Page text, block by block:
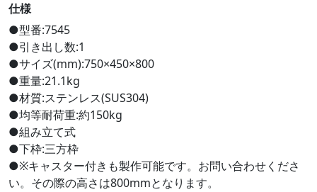
仕様
●型番:7545
●引き出し数:1
●サイズ(mm):750×450×800
●重量:21.1kg
●材質:ステンレス(SUS304)
●均等耐荷重:約150kg
●組み立て式
●下枠:三方枠
●※キャスター付きも製作可能です。お問い合わせくださ
い。その際の高さは800mmとなります。